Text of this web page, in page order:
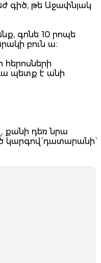
գիծ, թե Աջափնյակ
գոնե 10 րոպե
բուն ա։
պետք է անի
քանի դեռ նրա
կարգով` դատարանի`